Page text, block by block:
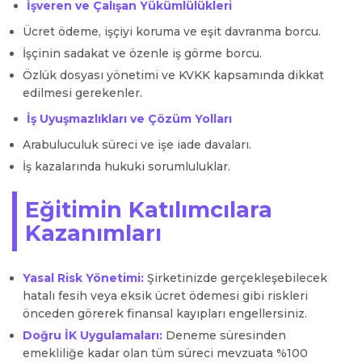
İşveren ve Çalışan Yükümlülükleri
Ücret ödeme, işçiyi koruma ve eşit davranma borcu.
İşçinin sadakat ve özenle iş görme borcu.
Özlük dosyası yönetimi ve KVKK kapsamında dikkat
edilmesi gerekenler.
İş Uyuşmazlıkları ve Çözüm Yolları
Arabuluculuk süreci ve işe iade davaları.
İş kazalarında hukuki sorumluluklar.
Eğitimin Katılımcılara
Kazanımları
Yasal Risk Yönetimi: Şirketinizde gerçekleşebilecek
hatalı fesih veya eksik ücret ödemesi gibi riskleri
önceden görerek finansal kayıpları engellersiniz.
Doğru İK Uygulamaları: Deneme süresinden
emekliliğe kadar olan tüm süreci mevzuata %100